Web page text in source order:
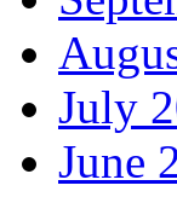
July
June